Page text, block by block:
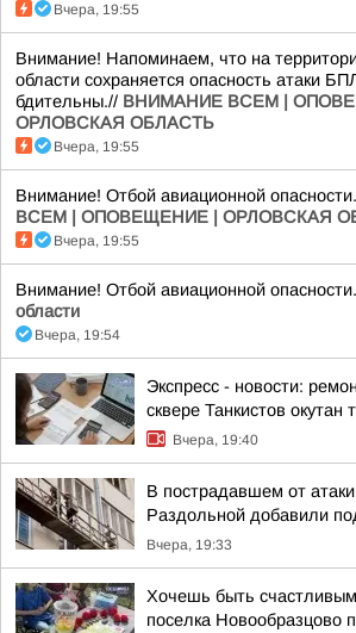
Вчера, 19:55
Внимание! Напоминаем, что на
области сохраняется опасность атаки
бдительны.// ВНИМАНИЕ ВСЕМ |
ОРЛОВСКАЯ ОБЛАСТЬ
Вчера, 19:55
Внимание! Отбой авиационной
ВСЕМ | ОПОВЕЩЕНИЕ | ОРЛОВСКАЯ
Вчера, 19:55
Внимание! Отбой авиационной
области
Вчера, 19:54
Экспресс - новости:
сквере Танкистов окутан
Вчера, 19:40
В пострадавшем от
Раздольной добавили
Вчера, 19:33
Хочешь быть
поселка Новообразцово